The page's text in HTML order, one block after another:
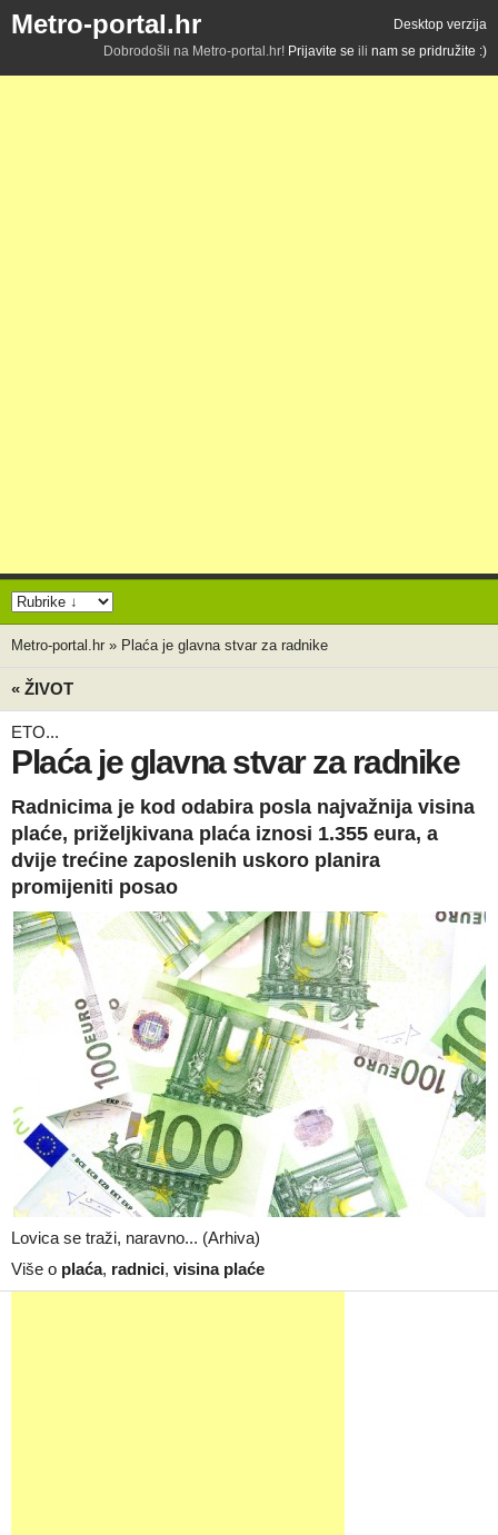
Metro-portal.hr
Desktop verzija
Dobrodošli na Metro-portal.hr! Prijavite se ili nam se pridružite :)
Metro-portal.hr » Plaća je glavna stvar za radnike
« ŽIVOT
ETO...
Plaća je glavna stvar za radnike
Radnicima je kod odabira posla najvažnija visina
plaće, priželjkivana plaća iznosi 1.355 eura, a
dvije trećine zaposlenih uskoro planira
promijeniti posao
Lovica se traži, naravno... (Arhiva)
Više o plaća, radnici, visina plaće